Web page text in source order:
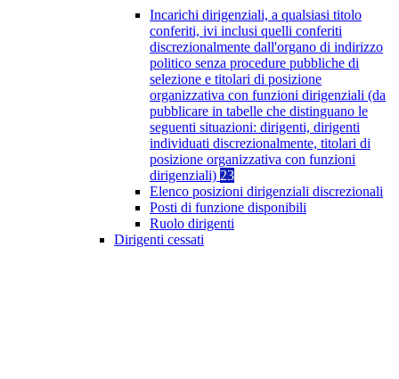
Incarichi dirigenziali, a qualsiasi titolo
conferiti, ivi inclusi quelli conferiti
discrezionalmente dall'organo di indirizzo
politico senza procedure pubbliche di
selezione e titolari di posizione
organizzativa con funzioni dirigenziali (da
pubblicare in tabelle che distinguano le
seguenti situazioni: dirigenti, dirigenti
individuati discrezionalmente, titolari di
posizione organizzativa con funzioni
dirigenziali) 23
Elenco posizioni dirigenziali discrezionali
Posti di funzione disponibili
Ruolo dirigenti
Dirigenti cessati